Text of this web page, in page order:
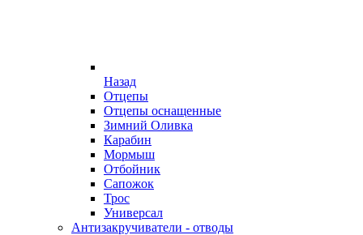
Назад
Отцепы
Отцепы оснащенные
Зимний Оливка
Карабин
Мормыш
Отбойник
Сапожок
Трос
Универсал
Антизакручиватели - отводы